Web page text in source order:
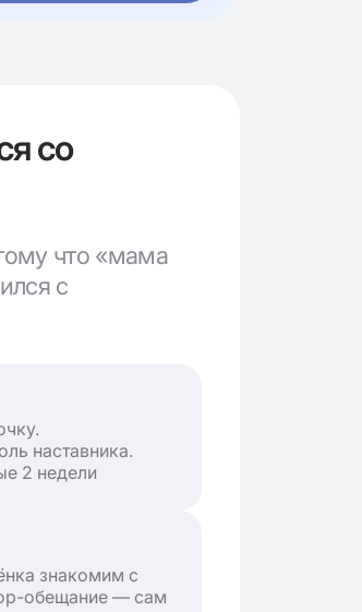
со
что «мама
с
наставника.
2 недели
знакомим с
обещание — сам